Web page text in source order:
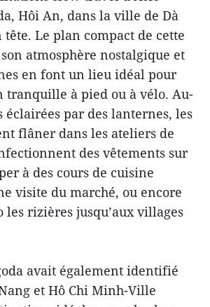
Hôi An, dans la ville de Dà
Le plan compact de cette
atmosphère nostalgique et
en font un lieu idéal pour
tranquille à pied ou à vélo. Au-
éclairées par des lanternes, les
flâner dans les ateliers de
des vêtements sur
à des cours de cuisine
visite du marché, ou encore
rizières jusqu’aux villages
avait également identifié
et Hô Chi Minh-Ville